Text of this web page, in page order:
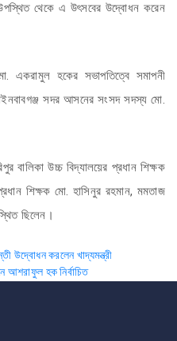
থেকে এ উৎসবের উদ্বোধন করেন
একরামুল হকের সভাপতিত্বে সমাপনী
সদর আসনের সংসদ সদস্য মো.
বালিকা উচ্চ বিদ্যালয়ের প্রধান শিক্ষক
শিক্ষক মো. হাসিনুর রহমান, মমতাজ
ছিলেন।
উদ্বোধন করলেন খাদ্যমন্ত্রী
আশরাফুল হক নির্বাচিত